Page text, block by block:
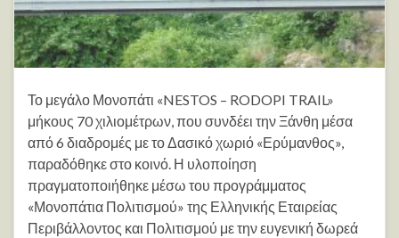
Το μεγάλο Μονοπάτι «NESTOS – RODOPI TRAIL»
μήκους 70 χιλιομέτρων, που συνδέει την Ξάνθη μέσα
από 6 διαδρομές με το Δασικό χωριό «Ερύμανθος»,
παραδόθηκε στο κοινό. Η υλοποίηση
πραγματοποιήθηκε μέσω του προγράμματος
«Μονοπάτια Πολιτισμού» της Ελληνικής Εταιρείας
Περιβάλλοντος και Πολιτισμού με την ευγενική δωρεά